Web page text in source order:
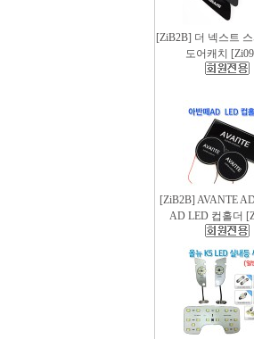
[ZiB2B] 더 넥스트
도어캐치
[ZiB2B] AVANTE
AD LED 컵홀더